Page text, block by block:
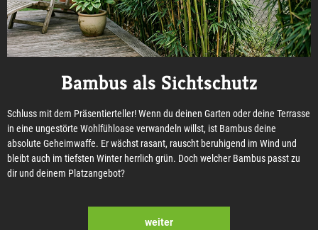
Bambus als Sichtschutz
Schluss mit dem Präsentierteller! Wenn du deinen Garten oder deine Terrasse
in eine ungestörte Wohlfühloase verwandeln willst, ist Bambus deine
absolute Geheimwaffe. Er wächst rasant, rauscht beruhigend im Wind und
bleibt auch im tiefsten Winter herrlich grün. Doch welcher Bambus passt zu
dir und deinem Platzangebot?
weiter